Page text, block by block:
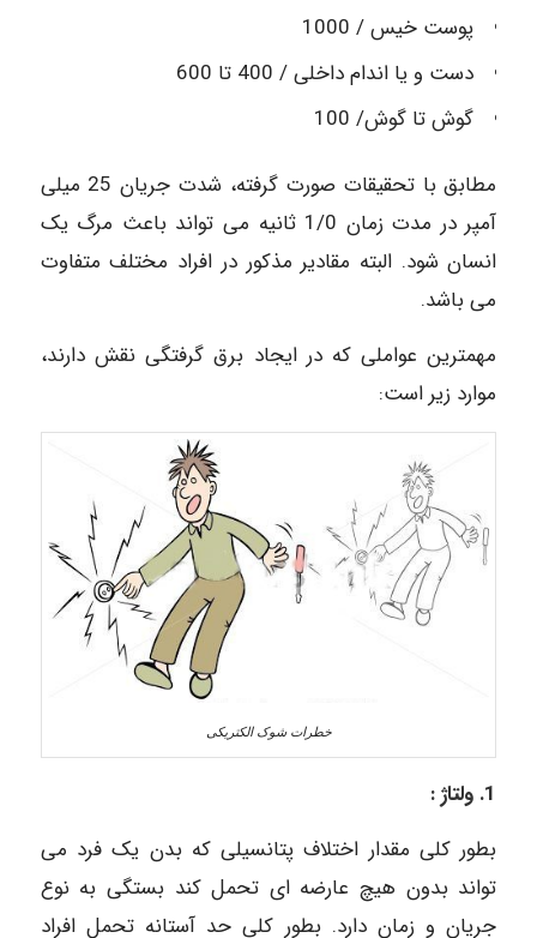
پوست خیس / 1000
دست و یا اندام داخلی / 400 تا 600
گوش تا گوش/ 100
مطابق با تحقیقات صورت گرفته، شدت جریان 25 میلی
آمپر در مدت زمان 1/0 ثانیه می ­تواند باعث مرگ یک
انسان شود. البته مقادیر مذکور در افراد مختلف متفاوت
می­ باشد.
مهمترین عواملی که در ایجاد برق گرفتگی نقش دارند،
موارد زیر است:
خطرات شوک الکتریکی
1. ولتاژ :
بطور کلی مقدار اختلاف پتانسیلی که بدن یک فرد می
تواند بدون هیچ عارضه ای تحمل کند بستگی به نوع
جریان و زمان دارد. بطور کلی حد آستانه تحمل افراد